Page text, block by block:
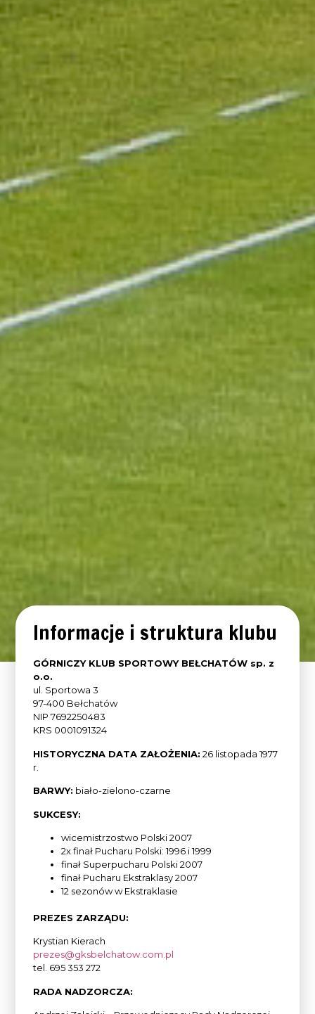
Informacje i struktura klubu
GÓRNICZY KLUB SPORTOWY BEŁCHATÓW sp. z
o.o.
ul. Sportowa 3
97-400 Bełchatów
NIP 7692250483
KRS 0001091324
HISTORYCZNA DATA ZAŁOŻENIA: 26 listopada 1977
r.
BARWY: biało-zielono-czarne
SUKCESY:
wicemistrzostwo Polski 2007
2x finał Pucharu Polski: 1996 i 1999
finał Superpucharu Polski 2007
finał Pucharu Ekstraklasy 2007
12 sezonów w Ekstraklasie
PREZES ZARZĄDU:
Krystian Kierach
prezes@gksbelchatow.com.pl
tel. 695 353 272
RADA NADZORCZA: